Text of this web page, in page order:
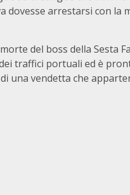
dovesse arrestarsi con la
del boss della Sesta
traffici portuali ed è
una vendetta che